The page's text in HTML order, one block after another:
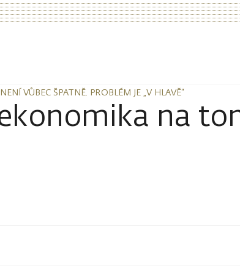
VŮBEC ŠPATNĚ. PROBLÉM JE „V HLAVĚ“
VŮBEC ŠPATNĚ. PROBLÉM JE „V HLAVĚ“
na